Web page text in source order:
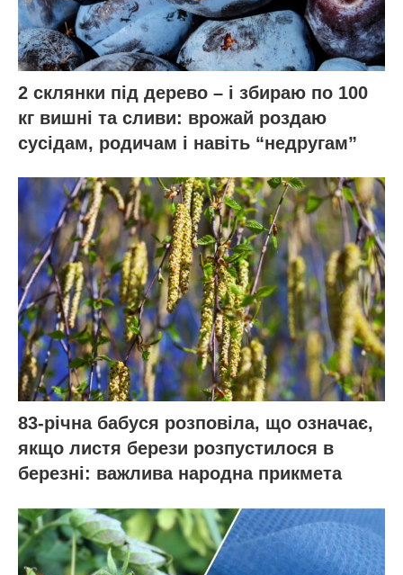
2 склянки під дерево – і збираю по 100
кг вишні та сливи: врожай роздаю
сусідам, родичам і навіть “недругам”
83-річна бабуся розповіла, що означає,
якщо листя берези розпустилося в
березні: важлива народна прикмета